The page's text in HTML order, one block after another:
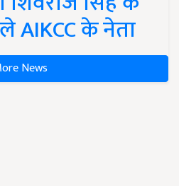
AIKCC के नेता
News